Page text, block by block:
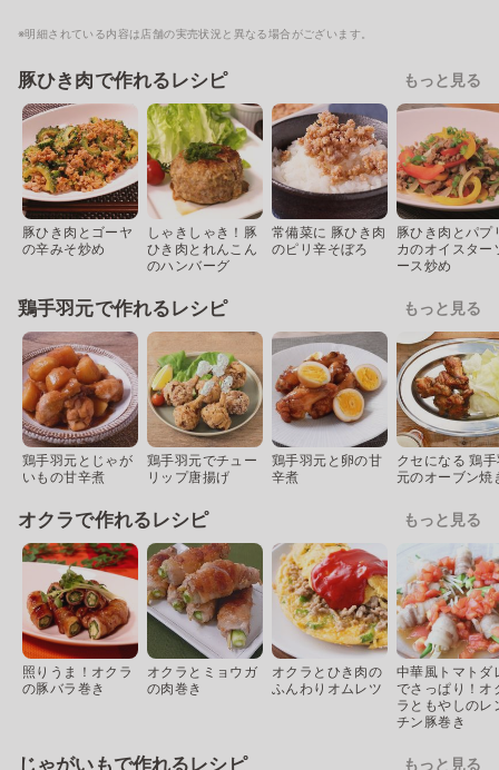
※明細されている内容は店舗の実売状況と異なる場合がございます。
豚ひき肉で作れるレシピ もっと見る
豚ひき肉とゴーヤ
の辛みそ炒め
しゃきしゃき！豚
ひき肉とれんこん
のハンバーグ
常備菜に 豚ひき肉
のピリ辛そぼろ
豚ひき肉とパプ
カのオイスター
ース炒め
鶏手羽元で作れるレシピ もっと見る
鶏手羽元とじゃが
いもの甘辛煮
鶏手羽元でチュー
リップ唐揚げ
鶏手羽元と卵の甘
辛煮
クセになる 鶏
元のオーブン焼
オクラで作れるレシピ もっと見る
照りうま！オクラ
の豚バラ巻き
オクラとミョウガ
の肉巻き
オクラとひき肉の
ふんわりオムレツ
中華風トマトダ
でさっぱり！オ
ラともやしのレ
チン豚巻き
じゃがいもで作れるレシピ もっと見る